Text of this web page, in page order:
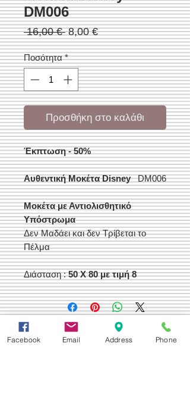
DM006
16,00 € Κανονική
τιμή
8,00 €Τιμή
Έκπτωσης
Ποσότητα *
Προσθήκη στο καλάθι
Έκπτωση - 50%
Αυθεντική Μοκέτα DisneyDM006
Μοκέτα με Αντιολισθητικό
Υπόστρωμα
Δεν Μαδάει και δεν Τρίβεται το
Πέλμα
Διάσταση :50 X 80 με τιμή 8
Δεχόμαστε
Facebook Email Address Phone